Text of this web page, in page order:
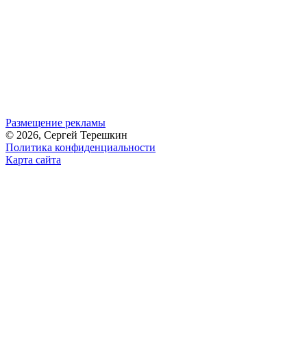
Размещение рекламы
© 2026, Сергей Терешкин
Политика конфиденциальности
Карта сайта